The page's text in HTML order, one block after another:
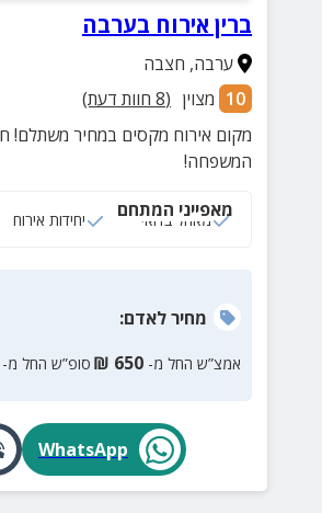
ברין אירוח בערבה
ערבה, חצבה
10 מצוין (
8 חוות דעת)
מקום אירוח מקסים במחיר משתלם!
המשפחה!
מאפייני המתחם
מאהל בדואי יחידות אירוח
מחירלאדם:
אמצ”ש החל מ- 650
₪ סופ”ש החל מ-
WhatsApp